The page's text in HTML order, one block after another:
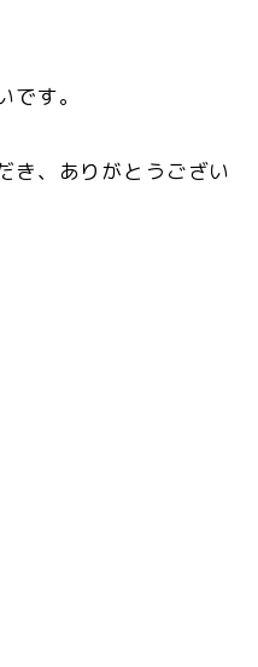
す。
き、ありがとうござい